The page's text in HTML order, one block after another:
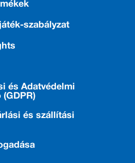
szabályzat
és Adatvédelmi
és szállítási